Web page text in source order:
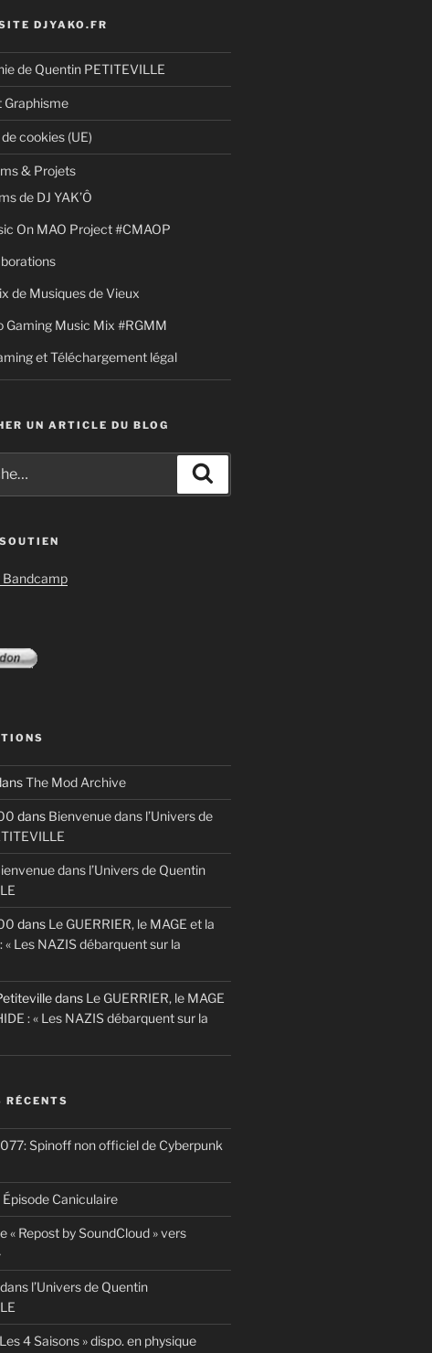
DJYAKO.FR
de Quentin PETITEVILLE
Graphisme
cookies (UE)
& Projets
de DJ YAK’Ô
On MAO Project #CMAOP
de Musiques de Vieux
Gaming Music Mix #RGMM
et Téléchargement légal
UN ARTICLE DU BLOG
Bandcamp
The Mod Archive
dans Bienvenue dans l’Univers de
dans l’Univers de Quentin
dans Le GUERRIER, le MAGE et la
« Les NAZIS débarquent sur la
dans Le GUERRIER, le MAGE
: « Les NAZIS débarquent sur la
Spinoff non officiel de Cyberpunk
Caniculaire
« Repost by SoundCloud » vers
l’Univers de Quentin
4 Saisons » dispo. en physique